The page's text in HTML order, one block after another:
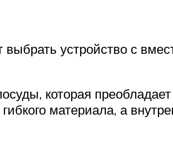
устройство с
которая
материала, а